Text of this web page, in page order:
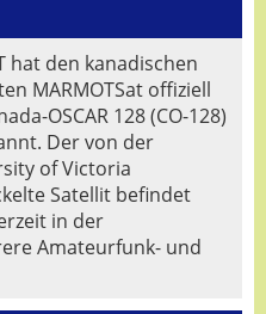
hat den kanadischen
MARMOTSat offiziell
OSCAR 128 (CO-128)
Der von der
of Victoria
Satellit befindet
in der
Amateurfunk- und